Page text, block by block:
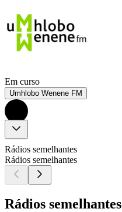
Em curso
Umhlobo Wenene FM
Rádios semelhantes
Rádios semelhantes
Rádios semelhantes